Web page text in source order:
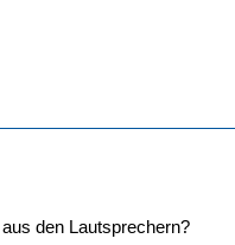
den Lautsprechern?